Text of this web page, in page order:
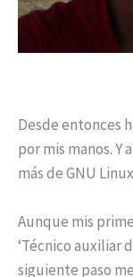
Desde entonces
por mis manos. Y
más de GNU
Aunque mis
‘Técnico auxiliar
siguiente paso